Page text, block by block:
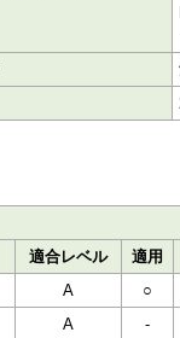
適合レベル 適用
A ○
A -